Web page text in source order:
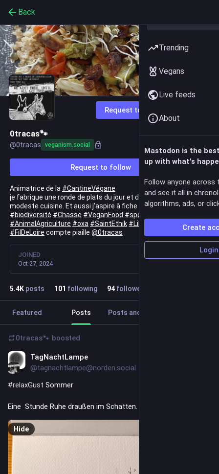
Back
Request to follow
0tracas🐾
@0tracas veganism.social
Request to follow
Animatrice de la #CantineVégane
je fabrique une ronde de plats du jour et de saison dans ma
modeste cuisine. Et aussi j'aspire à fiche la paix aux#animaux
#biodiversité #Chasse #VeganFood #spécisme
#AnimalAgriculture #oxa #SaintEthik #LiberaciónAnimal
#FilDeLoire compte piaille @0tracas
JOINED
Oct 27, 2024
5.4K posts 101 following 94 followers
Featured Posts Posts and replies
0tracas🐾 boosted
TagNachtLampe
@tagnachtlampe@norden.social
#relaxGust Sommer
Eine  Stunde Ruhe draußen im Schatten. Vor ein paar Tagen.
Hide
Trending
Vegans
Live feeds
About
Mastodon is the
up with what's
Follow anyone across
and see it all in
algorithms, ads, or
Create
Login